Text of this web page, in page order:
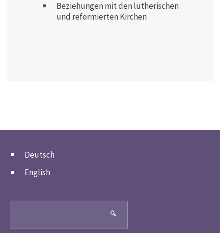
Beziehungen mit den lutherischen
und reformierten Kirchen
Deutsch
English
🔍